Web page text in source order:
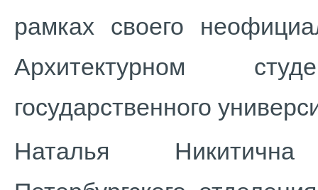
рамках своего
Архитектурном
государственного
Наталья